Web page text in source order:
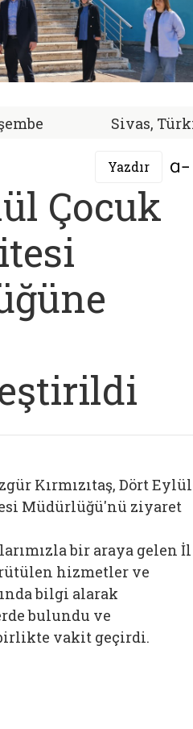
Sivas,
Yazdır
Çocuk
Kırmızıtaş, Dört Eylül
Müdürlüğü'nü ziyaret
bir araya gelen İl
hizmetler ve
bilgi alarak
bulundu ve
vakit geçirdi.